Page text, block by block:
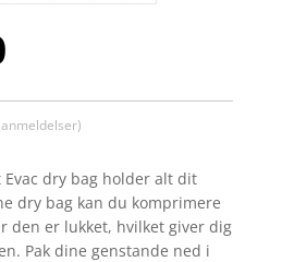
Evac dry bag holder alt dit
dry bag kan du komprimere
den er lukket, hvilket giver dig
Pak dine genstande ned i